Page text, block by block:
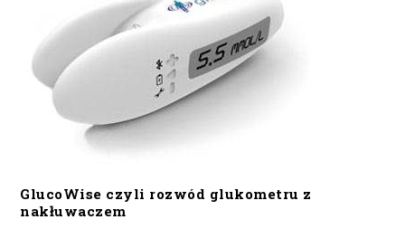
GlucoWise czyli rozwód glukometru z
nakłuwaczem